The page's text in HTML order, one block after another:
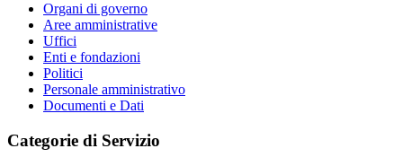
Organi di governo
Aree amministrative
Uffici
Enti e fondazioni
Politici
Personale amministrativo
Documenti e Dati
Categorie di Servizio